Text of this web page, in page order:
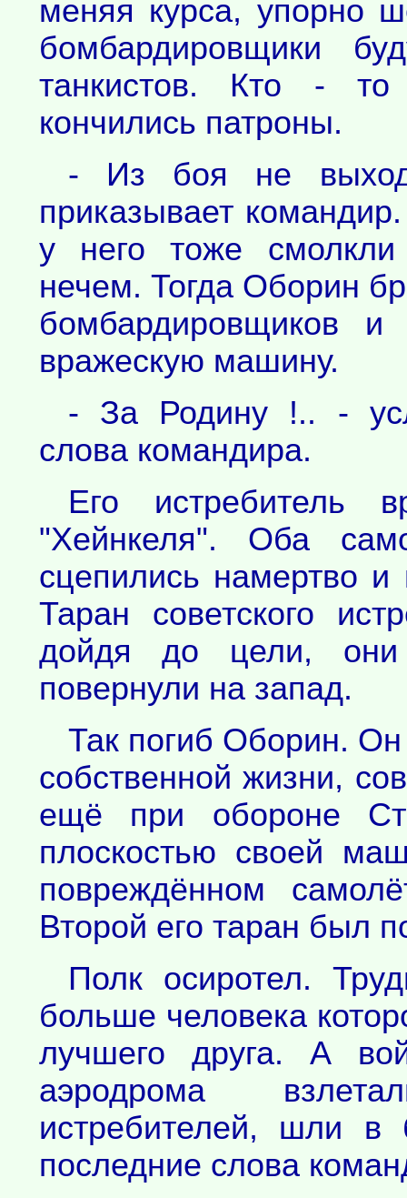
меняя курса, упорно
бомбардировщики
танкистов. Кто -
кончились патроны.
- Из боя не
приказывает
у него тоже
нечем. Тогда Оборин
бомбардировщиков
вражескую машину.
- За Родину !.. -
слова командира.
Его истребитель
"Хейнкеля". Оба
сцепились намертво
Таран советского
дойдя до цели, они
повернули на запад.
Так погиб Оборин.
собственной жизни,
ещё при обороне
плоскостью своей
повреждённом
Второй его таран был
Полк осиротел.
больше человека
лучшего друга. А
аэродрома
истребителей, шли в
последние слова